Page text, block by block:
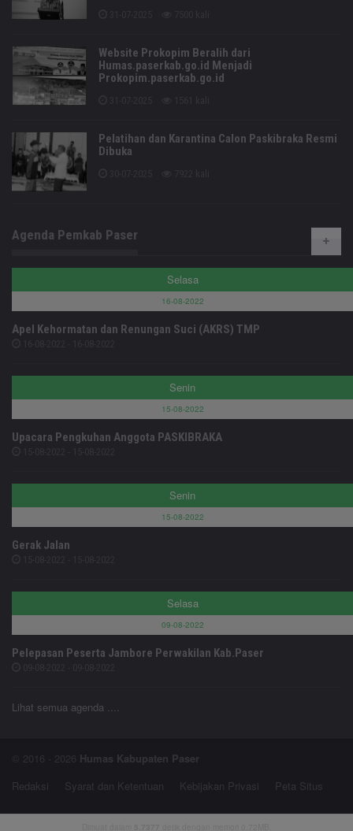
Website Prokopim Beralih dari
Humas.paserkab.go.id Menjadi
Prokopim.paserkab.go.id
Pelatihan dan Karantina Calon Paskibraka Resmi
Dibuka
Agenda Pemkab Paser
Selasa
16-08-2022
Apel Kehormatan dan Renungan Suci (AKRS) TMP
Senin
15-08-2022
Upacara Pengkuhan Anggota PASKIBRAKA
Senin
15-08-2022
Gerak Jalan
Selasa
09-08-2022
Pelepasan Peserta Jambore Perwakilan Kab.Paser
Lihat semua agenda ....
© 2016 - 2026 Humas Kabupaten Paser
Redaksi
Syarat dan Ketentuan Kebijakan Privasi Peta Situs